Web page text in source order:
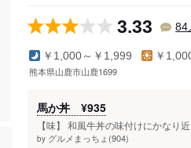
3.33 84
￥1,000～￥1,999 ￥
熊本県山鹿市山鹿1699
馬か丼 ¥935
【味】 和風牛丼の味付けにかなり
by グルメまっちょ(904)